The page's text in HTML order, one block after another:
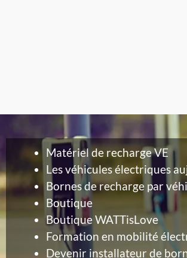
Matériel de recharge VE
Les véhicules électriques
Bornes de recharge par
Boutique
Boutique WATTisLove
Formation en mobilité
Devenir installateur de